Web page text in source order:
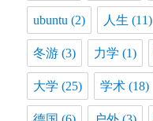
ubuntu (2) 人生 (11)
冬游 (3) 力学 (1)
大学 (25) 学术 (18)